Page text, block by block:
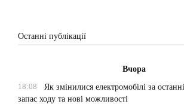
Останні публікації
Вчора
18:08
Як змінилися електромобілі за
запас ходу та нові можливості